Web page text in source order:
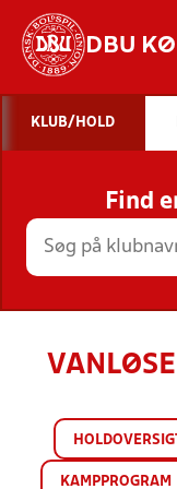
DBU
KLUB/HOLD
Find
KAMPPROGRAM